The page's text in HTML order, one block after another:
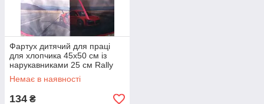
Фартух дитячий для праці
для хлопчика 45х50 см із
нарукавниками 25 см Rally
Немає в наявності
134 ₴